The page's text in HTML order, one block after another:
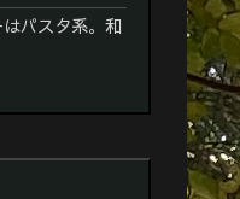
パスタ系。和